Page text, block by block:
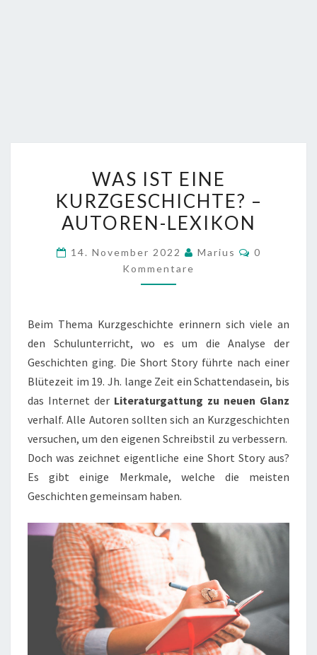
IST
EINE
KURZGESCHICHTE?
AUTOREN-
WAS IST EINE
KURZGESCHICHTE? –
AUTOREN-LEXIKON
14. November 2022 Marius
0
Kommentare
Beim Thema Kurzgeschichte erinnern sich viele an
den Schulunterricht, wo es um die Analyse der
Geschichten ging. Die Short Story führte nach einer
Blütezeit im 19. Jh. lange Zeit ein Schattendasein, bis
das Internet der Literaturgattung zu neuen Glanz
verhalf. Alle Autoren sollten sich an Kurzgeschichten
versuchen, um den eigenen Schreibstil zu verbessern.
Doch was zeichnet eigentliche eine Short Story aus?
Es gibt einige Merkmale, welche die meisten
Geschichten gemeinsam haben.